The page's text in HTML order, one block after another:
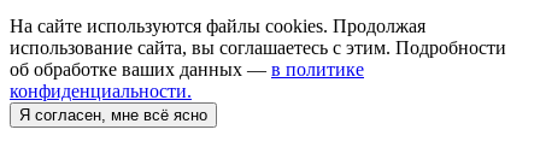
На сайте используются файлы cookies. Продолжая
использование сайта, вы соглашаетесь с этим. Подробности
об обработке ваших данных — в политике
конфиденциальности.
Я согласен, мне всё ясно